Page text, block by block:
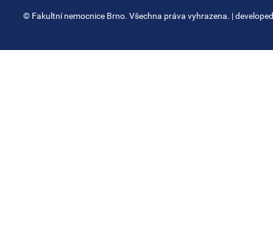
© Fakultní nemocnice Brno. Všechna práva vyhrazena. |